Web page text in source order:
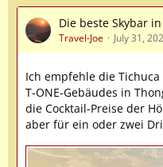
Die beste Skybar
Travel-Joe July 31,
Ich empfehle die
T-ONE-Gebäudes in
die Cocktail-Preise der
aber für ein oder zwei